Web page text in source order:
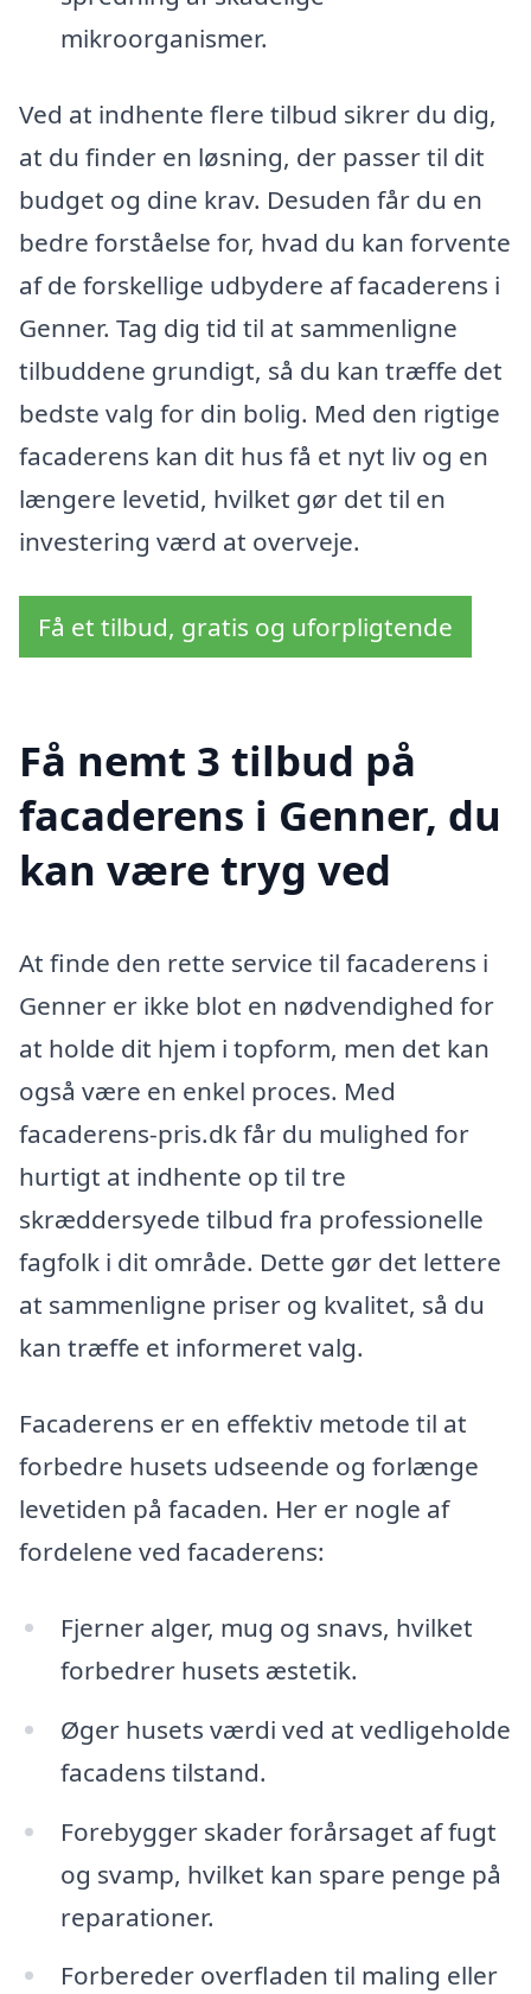
mikroorganismer.
Ved at indhente flere tilbud sikrer du dig,
at du finder en løsning, der passer til dit
budget og dine krav. Desuden får du en
bedre forståelse for, hvad du kan forvente
af de forskellige udbydere af facaderens i
Genner. Tag dig tid til at sammenligne
tilbuddene grundigt, så du kan træffe det
bedste valg for din bolig. Med den rigtige
facaderens kan dit hus få et nyt liv og en
længere levetid, hvilket gør det til en
investering værd at overveje.
Få et tilbud, gratis og uforpligtende
Få nemt 3 tilbud på
facaderens i Genner, du
kan være tryg ved
At finde den rette service til facaderens i
Genner er ikke blot en nødvendighed for
at holde dit hjem i topform, men det kan
også være en enkel proces. Med
facaderens-pris.dk får du mulighed for
hurtigt at indhente op til tre
skræddersyede tilbud fra professionelle
fagfolk i dit område. Dette gør det lettere
at sammenligne priser og kvalitet, så du
kan træffe et informeret valg.
Facaderens er en effektiv metode til at
forbedre husets udseende og forlænge
levetiden på facaden. Her er nogle af
fordelene ved facaderens:
Fjerner alger, mug og snavs, hvilket
forbedrer husets æstetik.
Øger husets værdi ved at vedligeholde
facadens tilstand.
Forebygger skader forårsaget af fugt
og svamp, hvilket kan spare penge på
reparationer.
Forbereder overfladen til maling eller